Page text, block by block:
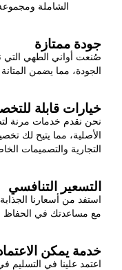
الشاملة
جودة ممتازة
صُنعت أواني الطهي التي
الجودة، مما يضمن
خيارات قابلة
نحن نقدم خدمات مرنة
الأصلية، مما يتيح لك
التجارية والتصميمات
التسعير التنافسي
استفد من أسعارنا
مع مساعدتك في الحفاظ
خدمة يمكن
اعتمد علينا في التسليم